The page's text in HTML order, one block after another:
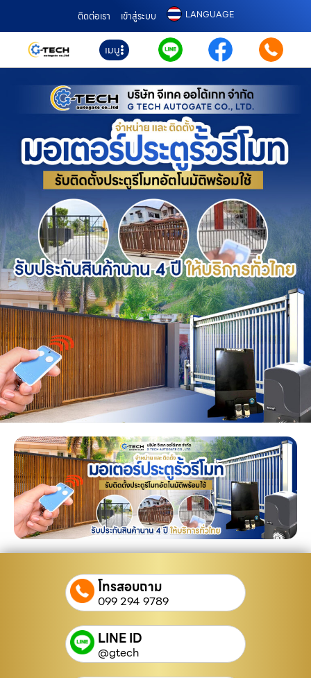
ติดต่อเรา เข้าสู่ระบบ LANGUAGE
เมนู
โทรสอบถาม
099 294 9789
LINE ID
@gtech